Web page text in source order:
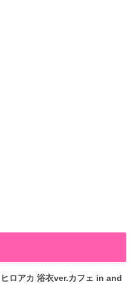
ヒロアカ 浴衣ver.カフェ in and